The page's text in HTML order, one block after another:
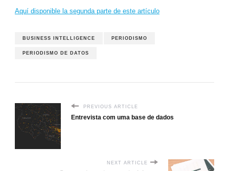
Aquí disponible la segunda parte de este artículo
BUSINESS INTELLIGENCE PERIODISMO
PERIODISMO DE DATOS
PREVIOUS ARTICLE
Entrevista com uma base de dados
NEXT ARTICLE